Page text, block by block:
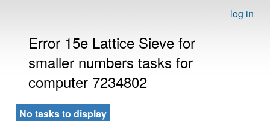
log in
Error 15e Lattice Sieve for
smaller numbers tasks for
computer 7234802
No tasks to display